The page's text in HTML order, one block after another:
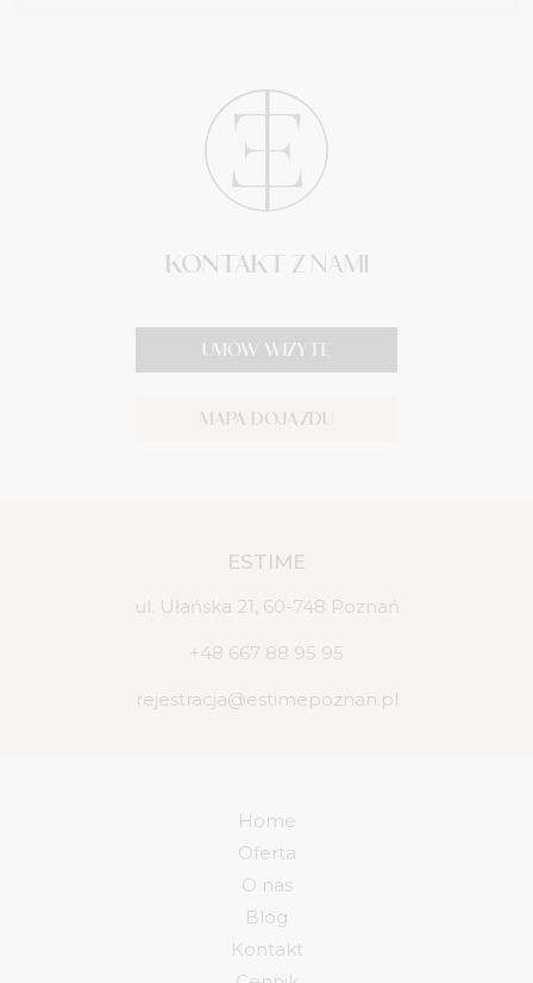
ESTIME
ul. Ułańska 21, 60-748 Poznań
+48 667 88 95 95
rejestracja@estimepoznan.pl
KONTAKT Z NAMI
UMÓW WIZYTĘ
MAPA DOJAZDU
Home
Oferta
O nas
Blog
Kontakt